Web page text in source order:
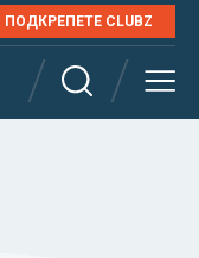
ПОДКРЕПЕТЕ CLUBZ